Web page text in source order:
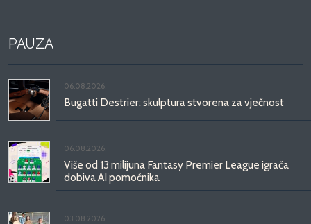
PAUZA
06.08.2026.
Bugatti Destrier: skulptura stvorena za vječnost
06.08.2026.
Više od 13 milijuna Fantasy Premier League igrača
dobiva AI pomoćnika
03.08.2026.